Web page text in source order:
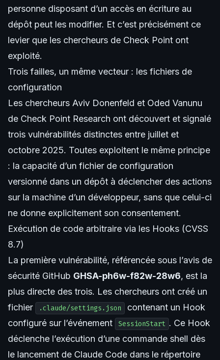
personne disposant d’un accès en écriture au
dépôt peut les modifier. Et c’est précisément ce
levier que les chercheurs de Check Point ont
exploité.
Trois failles, un même vecteur : les fichiers de
configuration
Les chercheurs Aviv Donenfeld et Oded Vanunu
de Check Point Research ont découvert et signalé
trois vulnérabilités distinctes entre juillet et
octobre 2025. Toutes exploitent le même principe
: la capacité d’un fichier de configuration
versionné dans un dépôt à déclencher des actions
sur la machine d’un développeur, sans que celui-ci
ne donne explicitement son consentement.
Exécution de code arbitraire via les Hooks (CVSS
8.7)
La première vulnérabilité, référencée sous l’avis de
sécurité GitHub GHSA-ph6w-f82w-28w6, est la
plus directe des trois. Les chercheurs ont créé un
fichier
.claude/settings.json
contenant un Hook
configuré sur l’événement
SessionStart . Ce Hook
déclenche l’exécution d’une commande shell dès
le lancement de Claude Code dans le répertoire